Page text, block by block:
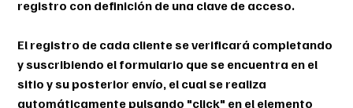
registro con definición de una clave de acceso.
El registro de cada cliente se verificará completando
y suscribiendo el formulario que se encuentra en el
sitio y su posterior envío, el cual se realiza
automáticamente pulsando "click" en el elemento